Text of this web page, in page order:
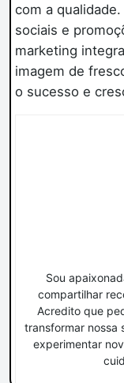
com a
sociais e
marketing
imagem de
o sucesso e
Sou
compartilhar
Acredito que
transformar nossa
experimentar